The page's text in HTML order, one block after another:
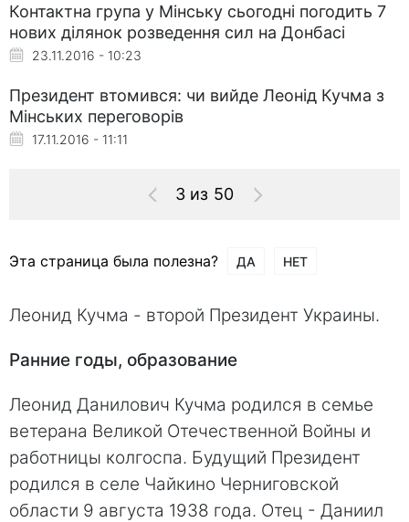
Контактна група у Мінську сьогодні погодить 7
нових ділянок розведення сил на Донбасі
23.11.2016 - 10:23
Президент втомився: чи вийде Леонід Кучма з
Мінських переговорів
17.11.2016 - 11:11
3 из 50
Эта страница была полезна? ДА НЕТ
Леонид Кучма - второй Президент Украины.
Ранние годы, образование
Леонид Данилович Кучма родился в семье
ветерана Великой Отечественной Войны и
работницы колгоспа. Будущий Президент
родился в селе Чайкино Черниговской
области 9 августа 1938 года. Отец - Даниил